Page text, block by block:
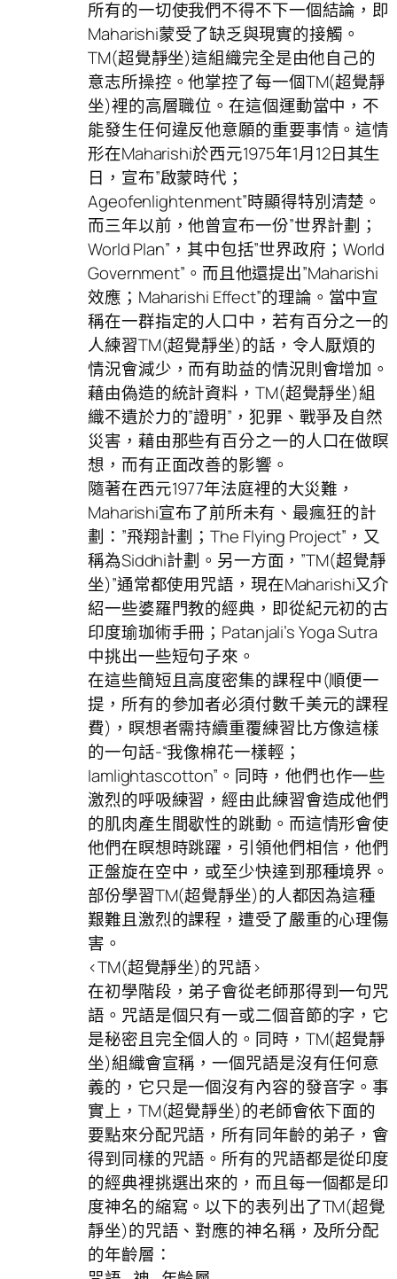
所有的一切使我們不得不下一個結論，即
Maharishi蒙受了缺乏與現實的接觸。
TM(超覺靜坐)這組織完全是由他自己的
意志所操控。他掌控了每一個TM(超覺靜
坐)裡的高層職位。在這個運動當中，不
能發生任何違反他意願的重要事情。這情
形在Maharishi於西元1975年1月12日其生
日，宣布”啟蒙時代；
Ageofenlightenment”時顯得特別清楚。
而三年以前，他曾宣布一份”世界計劃；
World Plan”，其中包括”世界政府；World
Government”。而且他還提出”Maharishi
效應；Maharishi Effect”的理論。當中宣
稱在一群指定的人口中，若有百分之一的
人練習TM(超覺靜坐)的話，令人厭煩的
情況會減少，而有助益的情況則會增加。
藉由偽造的統計資料，TM(超覺靜坐)組
織不遺於力的”證明”，犯罪、戰爭及自然
災害，藉由那些有百分之一的人口在做瞑
想，而有正面改善的影響。
隨著在西元1977年法庭裡的大災難，
Maharishi宣布了前所未有、最瘋狂的計
劃：”飛翔計劃；The Flying Project”，又
稱為Siddhi計劃。另一方面，”TM(超覺靜
坐)”通常都使用咒語，現在Maharishi又介
紹一些婆羅門教的經典，即從紀元初的古
印度瑜珈術手冊；Patanjali’s Yoga Sutra
中挑出一些短句子來。
在這些簡短且高度密集的課程中(順便一
提，所有的參加者必須付數千美元的課程
費)，瞑想者需持續重覆練習比方像這樣
的一句話-“我像棉花一樣輕；
Iamlightascotton”。同時，他們也作一些
激烈的呼吸練習，經由此練習會造成他們
的肌肉產生間歇性的跳動。而這情形會使
他們在瞑想時跳躍，引領他們相信，他們
正盤旋在空中，或至少快達到那種境界。
部份學習TM(超覺靜坐)的人都因為這種
艱難且激烈的課程，遭受了嚴重的心理傷
害。
<TM(超覺靜坐)的咒語>
在初學階段，弟子會從老師那得到一句咒
語。咒語是個只有一或二個音節的字，它
是秘密且完全個人的。同時，TM(超覺靜
坐)組織會宣稱，一個咒語是沒有任何意
義的，它只是一個沒有內容的發音字。事
實上，TM(超覺靜坐)的老師會依下面的
要點來分配咒語，所有同年齡的弟子，會
得到同樣的咒語。所有的咒語都是從印度
的經典裡挑選出來的，而且每一個都是印
度神名的縮寫。以下的表列出了TM(超覺
靜坐)的咒語、對應的神名稱，及所分配
的年齡層：